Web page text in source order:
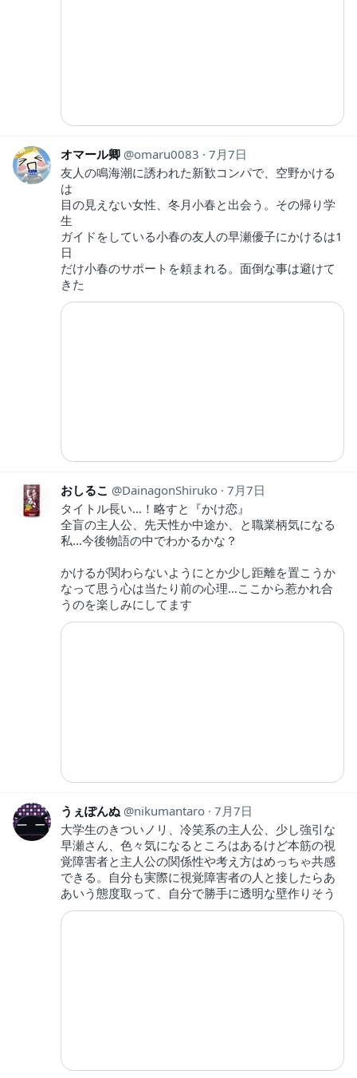
オマール卿 omaru0083
7月7日
友人の鳴海潮に誘われた新歓コンパで、空野かける
は
目の見えない女性、冬月小春と出会う。その帰り学
生
ガイドをしている小春の友人の早瀬優子にかけるは1
日
だけ小春のサポートを頼まれる。面倒な事は避けて
きた
おしるこ DainagonShiruko 7月7日
タイトル長い…！略すと『かけ恋』
全盲の主人公、先天性か中途か、と職業柄気になる
私…今後物語の中でわかるかな？
かけるが関わらないようにとか少し距離を置こうか
なって思う心は当たり前の心理…ここから惹かれ合
うのを楽しみにしてます
うぇぽんぬ nikumantaro 7月7日
大学生のきついノリ、冷笑系の主人公、少し強引な
早瀬さん、色々気になるところはあるけど本筋の視
覚障害者と主人公の関係性や考え方はめっちゃ共感
できる。自分も実際に視覚障害者の人と接したらあ
あいう態度取って、自分で勝手に透明な壁作りそう